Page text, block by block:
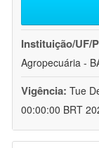
Instituição/UF/
Agropecuária -
Vigência: Tue
00:00:00 BRT